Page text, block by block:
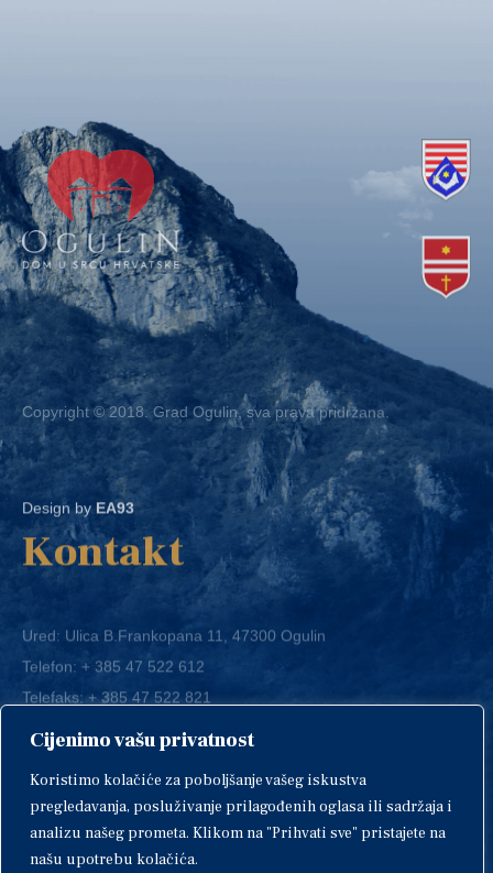
Cijenimo vašu privatnost
Koristimo kolačiće za poboljšanje vašeg iskustva
pregledavanja, posluživanje prilagođenih oglasa ili sadržaja i
analizu našeg prometa. Klikom na "Prihvati sve" pristajete na
našu upotrebu kolačića.
Copyright © 2018. Grad Ogulin, sva prava pridržana.
Design byEA93
Kontakt
Ured: Ulica B.Frankopana 11, 47300 Ogulin
Telefon:+ 385 47 522 612
Telefaks:+ 385 47 522 821
E-mail:grad-ogulin@ogulin.hr